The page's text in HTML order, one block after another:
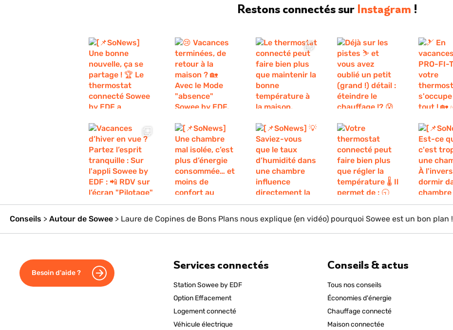
Restons connectés sur Instagram !
Conseils > Autour de Sowee > Laure de Copines de Bons Plans nous explique (en vidéo) pourquoi Sowee est un bon plan !
Besoin d'aide ?
Services connectés
Station Sowee by EDF
Option Effacement
Logement connecté
Véhicule électrique
Conseils & actus
Tous nos conseils
Économies d'énergie
Chauffage connecté
Maison connectée